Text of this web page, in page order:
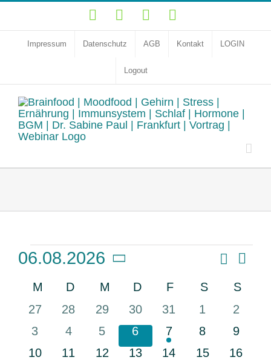
Zum
springen
YouTubeFacebookInstagram
Impressum Datenschutz AGB Kontakt LOGIN
Logout
Veranstaltungen
und
Suche
Monat
06.08.2026
Datum
wählen.
Kalender
Veranstaltungen
M Montag
D Dienstag
M Mittwoch
D Donnerstag
F Freitag
SSamstag
S
0
27
0
28
0
29
0
30
0
31
0
1
0
2
0
3
0
Veranstaltungen
4
0
Veranstaltungen
5
0
Veranstaltungen
6
1
Veranstaltung
7
0
8
0
9
0
10
0
11
0
12
0
13
0
14
0
15
0
16